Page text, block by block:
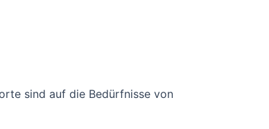
sind auf die Bedürfnisse von